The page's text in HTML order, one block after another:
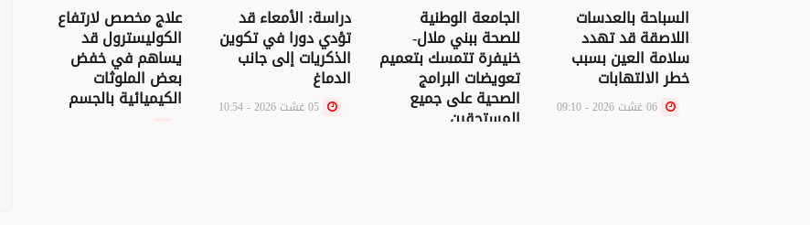
السباحة بالعدسات
اللاصقة قد تهدد
سلامة العين بسبب
خطر الالتهابات
الجامعة الوطنية
للصحة ببني ملال-
خنيفرة تتمسك بتعميم
تعويضات البرامج
الصحية على جميع
المستحقين
دراسة: الأمعاء قد
تؤدي دورا في تكوين
الذكريات إلى جانب
الدماغ
علاج مخصص لارتفاع
الكوليسترول قد
يساهم في خفض
بعض الملوثات
الكيميائية بالجسم